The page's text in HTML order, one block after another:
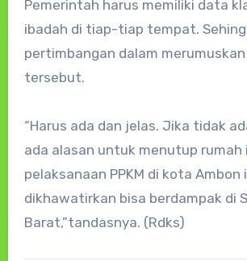
Pemerintah harus memiliki data
ibadah di tiap-tiap tempat.
pertimbangan dalam
tersebut.
“Harus ada dan jelas. Jika tidak
ada alasan untuk menutup rumah
pelaksanaan PPKM di kota Ambon
dikhawatirkan bisa berdampak di
Barat,”tandasnya. (Rdks)